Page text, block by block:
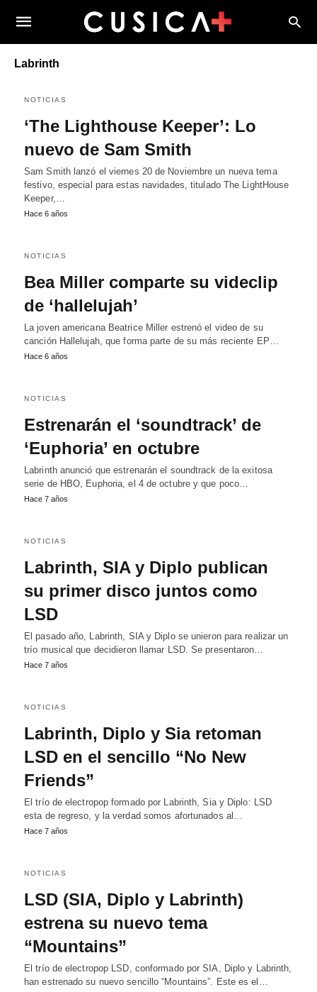
Labrinth
NOTICIAS
‘The Lighthouse Keeper’: Lo
nuevo de Sam Smith
Sam Smith lanzó el viernes 20 de Noviembre un nueva tema
festivo, especial para estas navidades, titulado The LightHouse
Keeper,…
Hace 6 años
NOTICIAS
Bea Miller comparte su videclip
de ‘hallelujah’
La joven americana Beatrice Miller estrenó el video de su
canción Hallelujah, que forma parte de su más reciente EP…
Hace 6 años
NOTICIAS
Estrenarán el ‘soundtrack’ de
‘Euphoria’ en octubre
Labrinth anunció que estrenarán el soundtrack de la exitosa
serie de HBO, Euphoria, el 4 de octubre y que poco…
Hace 7 años
NOTICIAS
Labrinth, SIA y Diplo publican
su primer disco juntos como
LSD
El pasado año, Labrinth, SIA y Diplo se unieron para realizar un
trío musical que decidieron llamar LSD. Se presentaron…
Hace 7 años
NOTICIAS
Labrinth, Diplo y Sia retoman
LSD en el sencillo “No New
Friends”
El trío de electropop formado por Labrinth, Sia y Diplo: LSD
esta de regreso, y la verdad somos afortunados al…
Hace 7 años
NOTICIAS
LSD (SIA, Diplo y Labrinth)
estrena su nuevo tema
“Mountains”
El trío de electropop LSD, conformado por SIA, Diplo y Labrinth,
han estrenado su nuevo sencillo “Mountains”. Este es el…